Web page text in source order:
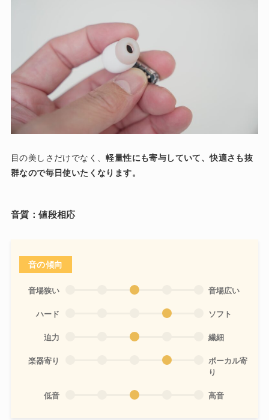
目の美しさだけでなく、軽量性にも寄与していて、快適さも抜
群なので毎日使いたくなります。
音質：値段相応
音の傾向
音場狭い 音場広い
ハード ソフト
迫力 繊細
楽器寄り
ボーカル寄
り
低音 高音